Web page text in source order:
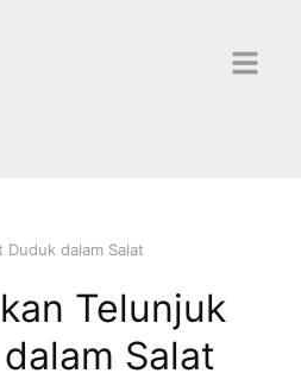
dalam Salat
Telunjuk
Salat